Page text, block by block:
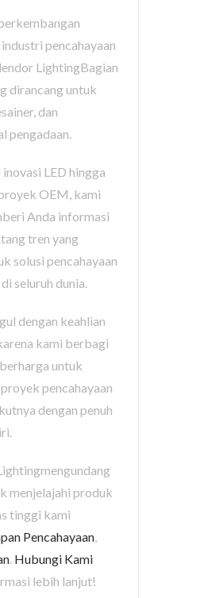
pencahayaan
LightingBagian
dirancang untuk
dan
pengadaan.
LED hingga
OEM, kami
Anda informasi
tren yang
solusi pencahayaan
seluruh dunia.
dengan keahlian
kami berbagi
untuk
pencahayaan
dengan penuh
menjelajahi produk
tinggi kami
Pencahayaan
Hubungi Kami
lebih lanjut!